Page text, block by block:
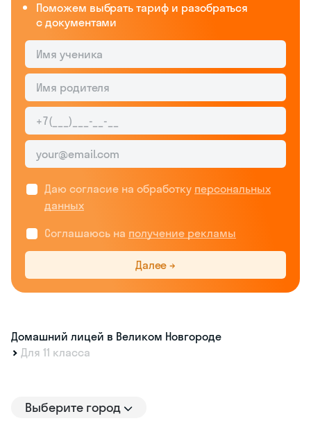
Поможем выбрать тариф и разобраться
с документами
Даю согласие на обработку персональных
данных
Соглашаюсь на получение рекламы
Далее →
Домашний лицей в Великом Новгороде
Для 11 класса
Выберите город